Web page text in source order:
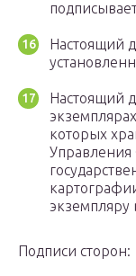
Настоящий
Настоящий
которых
экземпляру
Подписи сторон: